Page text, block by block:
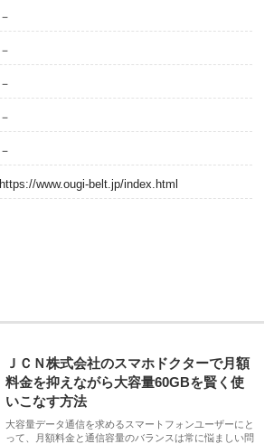
－
－
－
－
－
https://www.ougi-belt.jp/index.html
ＪＣＮ株式会社のスマホドクターで月額
料金を抑えながら大容量60GBを賢く使
いこなす方法
大容量データ通信を求めるスマートフォンユーザーにと
って、月額料金と通信容量のバランスは常に悩ましい問